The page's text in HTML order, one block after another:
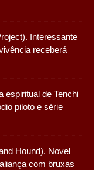
Interessante
receberá
espiritual de Tenchi
piloto e série
Hound). Novel
com bruxas